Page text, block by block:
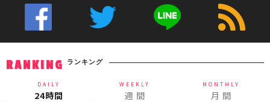
RANKING ランキング
DAILY
24時間
WEEKLY
週 間
MONTHLY
月 間